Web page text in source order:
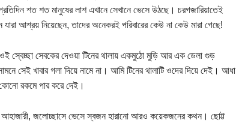
শত শত মানুষের লাশ এখানে সেখানে ভেসে উঠছে। চরগজারিয়াতেই
আশ্রয় নিয়েছেন, তাদের অনেকরই পরিবারের কেউ না কেউ মারা গেছে!
ওই স্বেচ্ছা সেবকের দেওয়া টিনের থালায় একমুঠো মুড়ি আর এক ডেলা গুড়
সেই খাবার গলা দিয়ে নামে না। আমি টিনের থালাটি ওদের দিয়ে দেই। আধা
রকমে পার করে দেই।
আহাজারী, জলোচ্ছাসে ভেসে স্বজন হারানো আরও কয়েকজনের কথন। ছোট্ট